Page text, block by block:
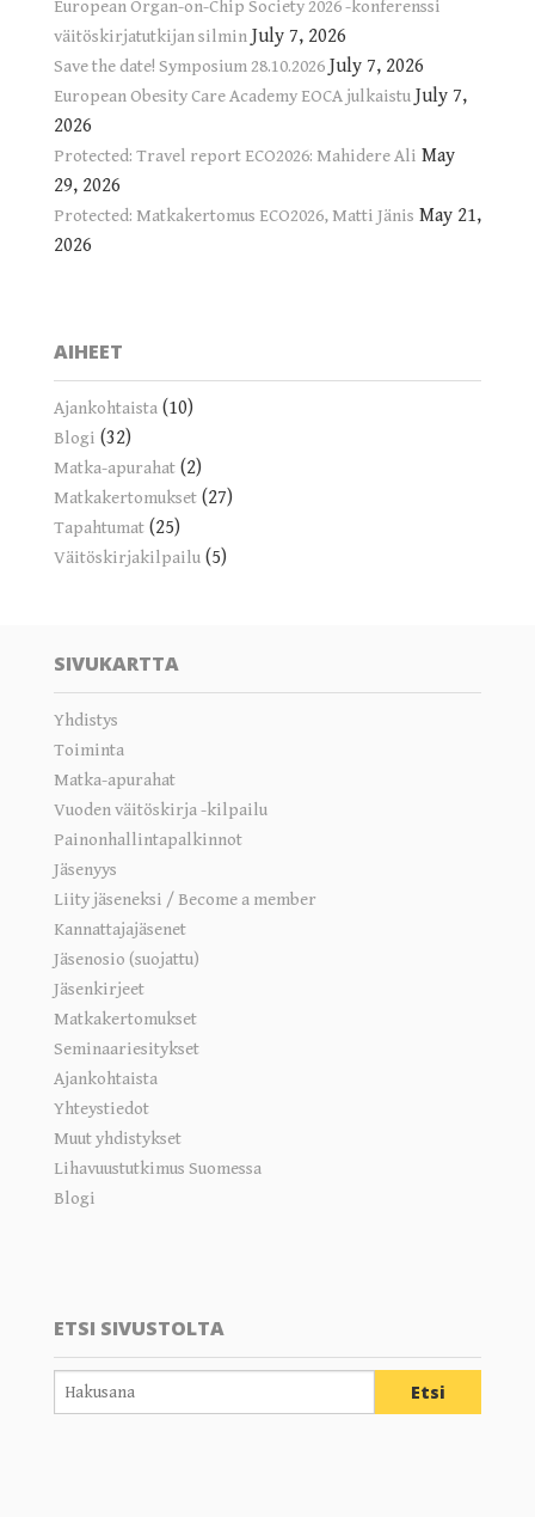
European Organ-on-Chip Society 2026 -konferenssi
väitöskirjatutkijan silmin July 7, 2026
Save the date! Symposium 28.10.2026 July 7, 2026
European Obesity Care Academy EOCA julkaistu July 7,
2026
Protected: Travel report ECO2026: Mahidere Ali May
29, 2026
Protected: Matkakertomus ECO2026, Matti Jänis May 21,
2026
AIHEET
Ajankohtaista (10)
Blogi (32)
Matka-apurahat (2)
Matkakertomukset (27)
Tapahtumat (25)
Väitöskirjakilpailu (5)
SIVUKARTTA
Yhdistys
Toiminta
Matka-apurahat
Vuoden väitöskirja -kilpailu
Painonhallintapalkinnot
Jäsenyys
Liity jäseneksi / Become a member
Kannattajajäsenet
Jäsenosio (suojattu)
Jäsenkirjeet
Matkakertomukset
Seminaariesitykset
Ajankohtaista
Yhteystiedot
Muut yhdistykset
Lihavuustutkimus Suomessa
Blogi
ETSI SIVUSTOLTA